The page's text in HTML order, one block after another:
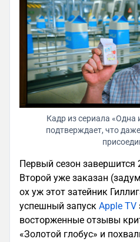
Кадр из сериала «Одна
подтверждает, что
Первый сезон завершится
Второй уже заказан
ох уж этот затейник
успешный запуск Apple TV
восторженные отзывы
«Золотой глобус» и